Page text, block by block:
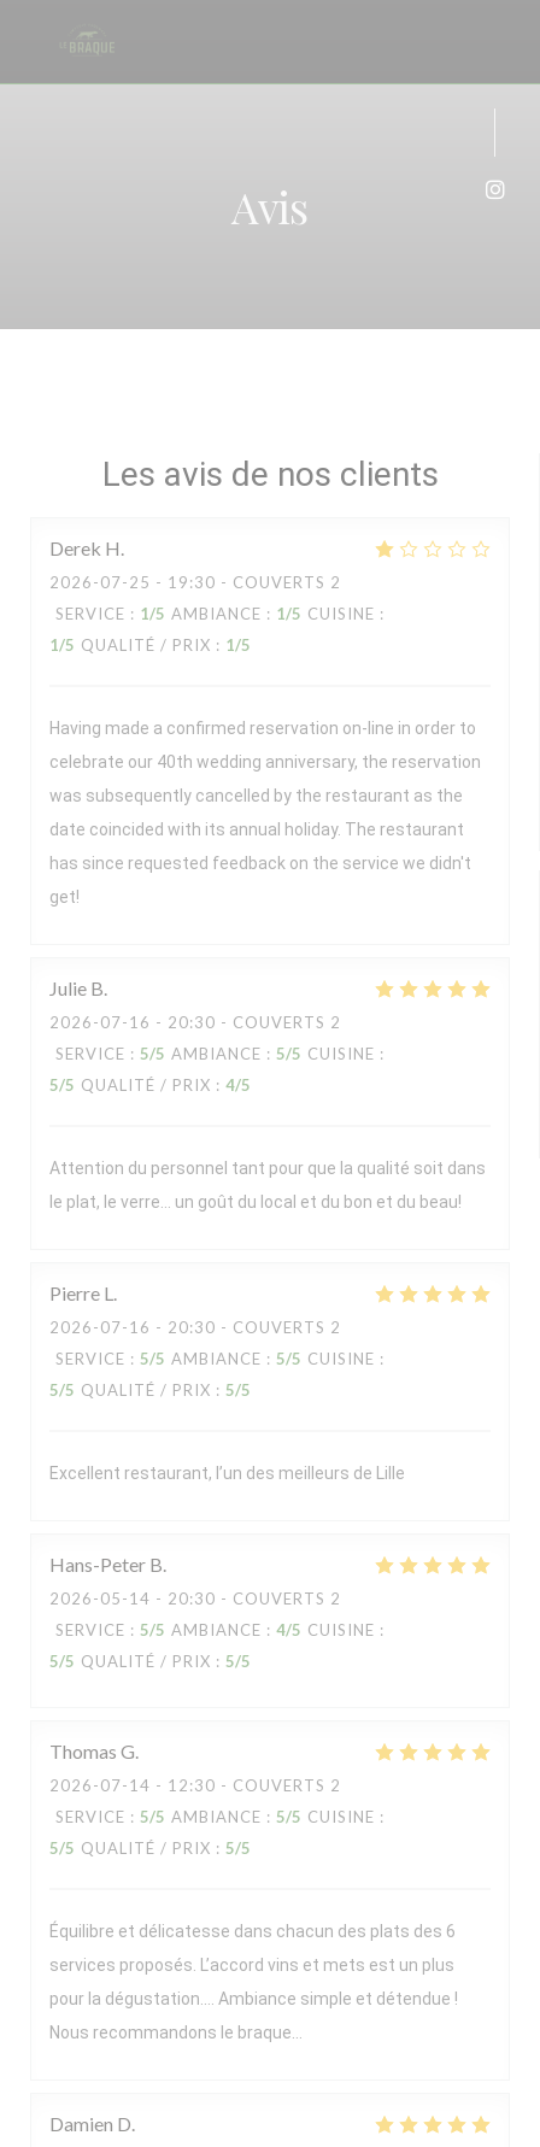
Avis
Les avis de nos clients
Derek H
2026-07-25 - 19:30 - COUVERTS 2
SERVICE : 1/5 AMBIANCE : 1/5 CUISINE :
1/5 QUALITÉ / PRIX : 1/5
Having made a confirmed reservation on-line in order to
celebrate our 40th wedding anniversary, the reservation
was subsequently cancelled by the restaurant as the
date coincided with its annual holiday. The restaurant
has since requested feedback on the service we didn't
get!
Julie B
2026-07-16 - 20:30 - COUVERTS 2
SERVICE : 5/5 AMBIANCE : 5/5 CUISINE :
5/5 QUALITÉ / PRIX : 4/5
Attention du personnel tant pour que la qualité soit dans
le plat, le verre… un goût du local et du bon et du beau!
Pierre L
2026-07-16 - 20:30 - COUVERTS 2
SERVICE : 5/5 AMBIANCE : 5/5 CUISINE :
5/5 QUALITÉ / PRIX : 5/5
Excellent restaurant, l’un des meilleurs de Lille
Hans-Peter B
2026-05-14 - 20:30 - COUVERTS 2
SERVICE : 5/5 AMBIANCE : 4/5 CUISINE :
5/5 QUALITÉ / PRIX : 5/5
Thomas G
2026-07-14 - 12:30 - COUVERTS 2
SERVICE : 5/5 AMBIANCE : 5/5 CUISINE :
5/5 QUALITÉ / PRIX : 5/5
Équilibre et délicatesse dans chacun des plats des 6
services proposés. L’accord vins et mets est un plus
pour la dégustation…. Ambiance simple et détendue !
Nous recommandons le braque…
Damien D